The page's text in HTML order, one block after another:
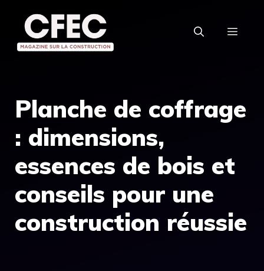
contenu
Planche de coffrage
: dimensions,
essences de bois et
conseils pour une
construction réussie